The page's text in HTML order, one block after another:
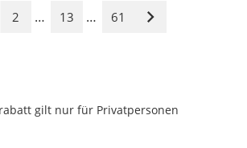
2 … 13 … 61
Nächste
gilt nur für Privatpersonen